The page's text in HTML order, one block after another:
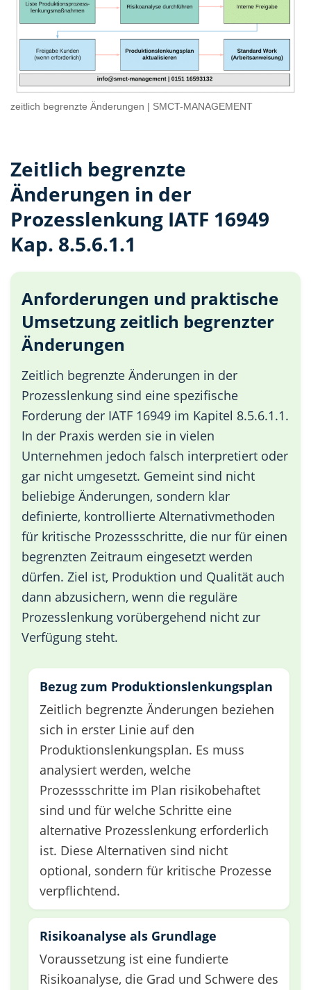
zeitlich begrenzte Änderungen | SMCT-MANAGEMENT
Zeitlich begrenzte
Änderungen in der
Prozesslenkung IATF 16949
Kap. 8.5.6.1.1
Anforderungen und praktische
Umsetzung zeitlich begrenzter
Änderungen
Zeitlich begrenzte Änderungen in der
Prozesslenkung sind eine spezifische
Forderung der IATF 16949 im Kapitel 8.5.6.1.1.
In der Praxis werden sie in vielen
Unternehmen jedoch falsch interpretiert oder
gar nicht umgesetzt. Gemeint sind nicht
beliebige Änderungen, sondern klar
definierte, kontrollierte Alternativmethoden
für kritische Prozessschritte, die nur für einen
begrenzten Zeitraum eingesetzt werden
dürfen. Ziel ist, Produktion und Qualität auch
dann abzusichern, wenn die reguläre
Prozesslenkung vorübergehend nicht zur
Verfügung steht.
Bezug zum Produktionslenkungsplan
Zeitlich begrenzte Änderungen beziehen
sich in erster Linie auf den
Produktionslenkungsplan. Es muss
analysiert werden, welche
Prozessschritte im Plan risikobehaftet
sind und für welche Schritte eine
alternative Prozesslenkung erforderlich
ist. Diese Alternativen sind nicht
optional, sondern für kritische Prozesse
verpflichtend.
Risikoanalyse als Grundlage
Voraussetzung ist eine fundierte
Risikoanalyse, die Grad und Schwere des